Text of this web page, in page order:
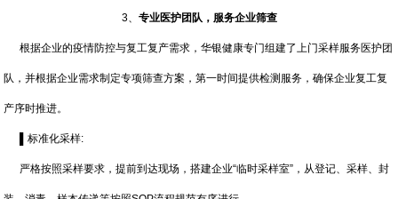
3、 专业医护团队，服务企业筛查
根据企业的疫情防控与复工复产需求，华银健康专门组建了上门采样服务医护团
队，并根据企业需求制定专项筛查方案，第一时间提供检测服务，确保企业复工复
产序时推进。
▌标准化采样:
严格按照采样要求，提前到达现场，搭建企业“临时采样室”，从登记、采样、封